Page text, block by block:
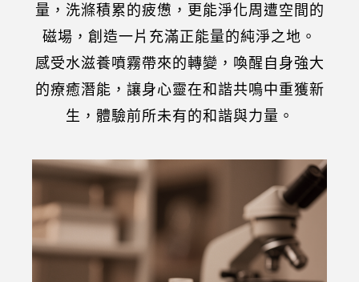
量，洗滌積累的疲憊，更能淨化周遭空間的
磁場，創造一片充滿正能量的純淨之地。
感受水滋養噴霧帶來的轉變，喚醒自身強大
的療癒潛能，讓身心靈在和諧共鳴中重獲新
生，體驗前所未有的和諧與力量。